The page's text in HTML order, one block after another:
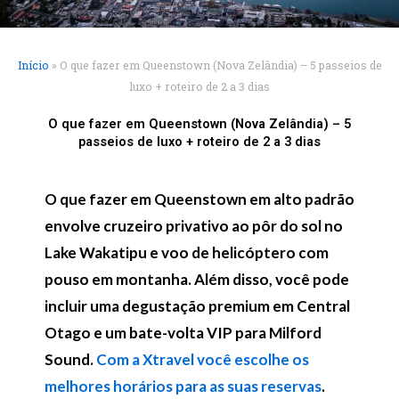
Início » O que fazer em Queenstown (Nova Zelândia) – 5 passeios de
luxo + roteiro de 2 a 3 dias
O que fazer em Queenstown (Nova Zelândia) – 5
passeios de luxo + roteiro de 2 a 3 dias
O que fazer em Queenstown em alto padrão
envolve cruzeiro privativo ao pôr do sol no
Lake Wakatipu e voo de helicóptero com
pouso em montanha. Além disso, você pode
incluir uma degustação premium em Central
Otago e um bate-volta VIP para Milford
Sound.Com a Xtravel você escolhe os
melhores horários para as suas reservas.